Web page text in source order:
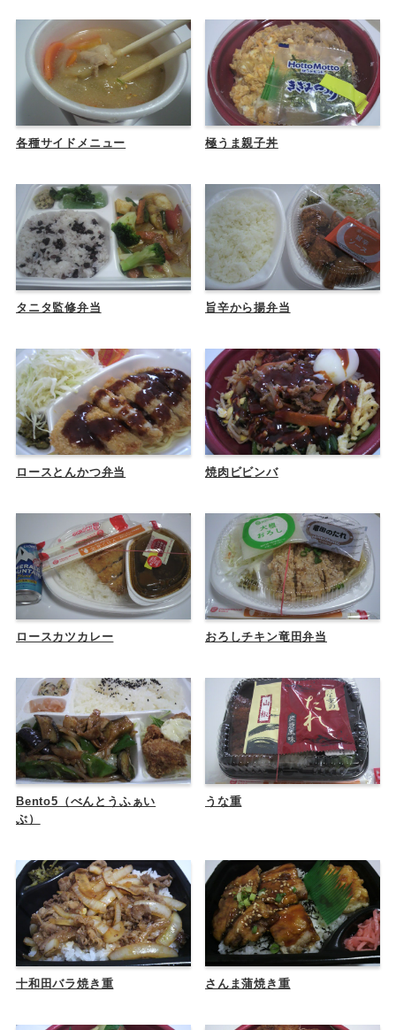
各種サイドメニュー 極うま親子丼
タニタ監修弁当 旨辛から揚弁当
ロースとんかつ弁当 焼肉ビビンバ
ロースカツカレー おろしチキン竜田弁当
Bento5（べんとうふぁい
ぶ）
うな重
十和田バラ焼き重 さんま蒲焼き重